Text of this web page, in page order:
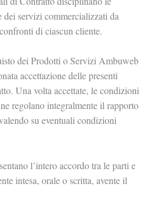
servizi commercializzati da
di ciascun cliente.
dei Prodotti o Servizi Ambuweb
accettazione delle presenti
Una volta accettate, le condizioni
regolano integralmente il rapporto
su eventuali condizioni
l’intero accordo tra le parti e
intesa, orale o scritta, avente il